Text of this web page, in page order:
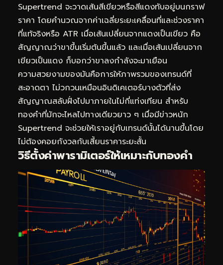
Supertrend จะวาดเส้นสีเขียวหรือสีแดงทับอยู่บนกราฟ
ราคา โดยคำนวณจากค่าเฉลี่ยระยะเคลื่อนที่และช่วงราคา
ที่แท้จริงหรือ ATR เมื่อเส้นเปลี่ยนจากแดงเป็นเขียว คือ
สัญญาณว่าขาขึ้นเริ่มต้นขึ้นแล้ว และเมื่อเส้นเปลี่ยนจาก
เขียวเป็นแดง ก็บอกว่าขาลงกำลังจะมาเยือน
ความสวยงามของมันคือการให้ภาพรวมของเทรนด์ที่
สะอาดตา ไม่วกวนเหมือนอินดิเคเตอร์บางตัวที่ส่ง
สัญญาณสลับฝั่งไปมาภายในไม่กี่แท่งเทียน สำหรับ
ทองคำที่มักจะไหลไปทางเดียวยาว ๆ เมื่อมีข่าวหนัก
Supertrend จะช่วยให้เราอยู่กับเทรนด์นั้นได้นานขึ้นโดย
ไม่ต้องคอยกังวลกับเสี้ยนราคาระยะสั้น
วิธีตั้งค่าพารามิเตอร์ให้เหมาะกับทองคำ